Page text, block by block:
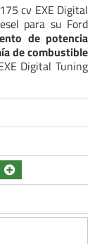
cv EXE Digital
para su Ford
de potencia
de combustible
Digital Tuning